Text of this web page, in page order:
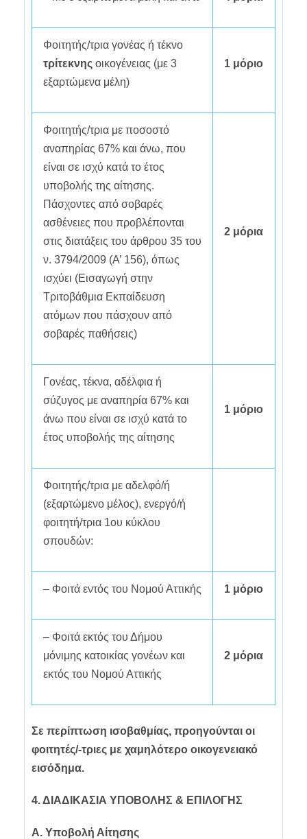
Φοιτητής/τρια γονέας ή τέκνο
τρίτεκνης οικογένειας (με 3
εξαρτώμενα μέλη)
1 μόριο
Φοιτητής/τρια με ποσοστό
αναπηρίας 67% και άνω, που
είναι σε ισχύ κατά το έτος
υποβολής της αίτησης.
Πάσχοντες από σοβαρές
ασθένειες που προβλέπονται
στις διατάξεις του άρθρου 35 του
ν. 3794/2009 (Α’ 156), όπως
ισχύει (Εισαγωγή στην
Τριτοβάθμια Εκπαίδευση
ατόμων που πάσχουν από
σοβαρές παθήσεις)
2 μόρια
Γονέας, τέκνα, αδέλφια ή
σύζυγος με αναπηρία 67% και
άνω που είναι σε ισχύ κατά το
έτος υποβολής της αίτησης
1 μόριο
Φοιτητής/τρια με αδελφό/ή
(εξαρτώμενο μέλος), ενεργό/ή
φοιτητή/τρια 1ου κύκλου
σπουδών:
– Φοιτά εντός του Νομού Αττικής 1 μόριο
– Φοιτά εκτός του Δήμου
μόνιμης κατοικίας γονέων και
εκτός του Νομού Αττικής
2 μόρια
Σε περίπτωση ισοβαθμίας, προηγούνται οι
φοιτητές/-τριες με χαμηλότερο οικογενειακό
εισόδημα.
4. ΔΙΑΔΙΚΑΣΙΑ ΥΠΟΒΟΛΗΣ & ΕΠΙΛΟΓΗΣ
Α. Υποβολή Αίτησης